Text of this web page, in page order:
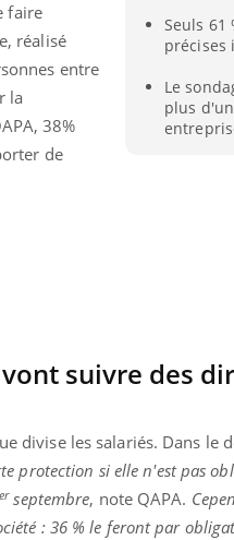
Seuls 61
précises
Le
plus
faire
réalisé
entre
la
38%
de
vont suivre des
divise les salariés. Dans le
protection si elle n'est pas
erseptembre, note QAPA.
: 36 % le feront par
Youtube
Diabète & Ramadan
Le Ramadan approche, et,
nombreuses personnes